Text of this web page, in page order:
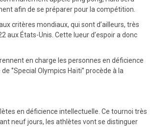
afin de se préparer pour la compétition.
critères mondiaux, qui sont d’ailleurs, très
aux États-Unis. Cette lueur d’espoir a donc
en charge les personnes en déficience
Olympics Haïti’’ procède à la
en déficience intellectuelle. Ce tournoi très
neuf jours, les athlètes vont se distinguer